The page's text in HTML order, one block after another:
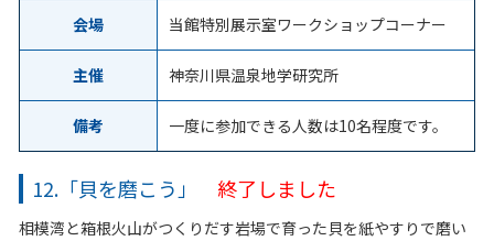
会場 当館特別展示室ワークショップコーナー
主催 神奈川県温泉地学研究所
備考 一度に参加できる人数は10名程度です。
12.「貝を磨こう」 終了しました
相模湾と箱根火山がつくりだす岩場で育った貝を紙やすりで磨い